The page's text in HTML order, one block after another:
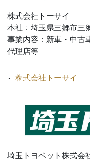
株式会社トーサイ
本社：埼玉県三郷市三
事業内容：新車・中古
代理店等
株式会社トーサイ
埼玉トヨペット株式会